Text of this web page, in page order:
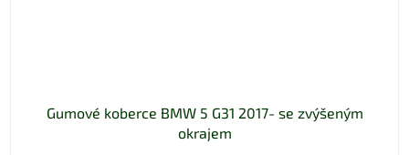
Gumové koberce BMW 5 G31 2017- se zvýšeným
okrajem